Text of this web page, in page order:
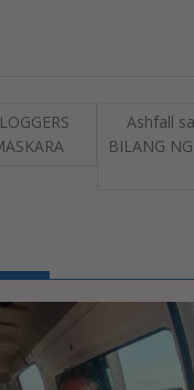
Ashfall
BILANG